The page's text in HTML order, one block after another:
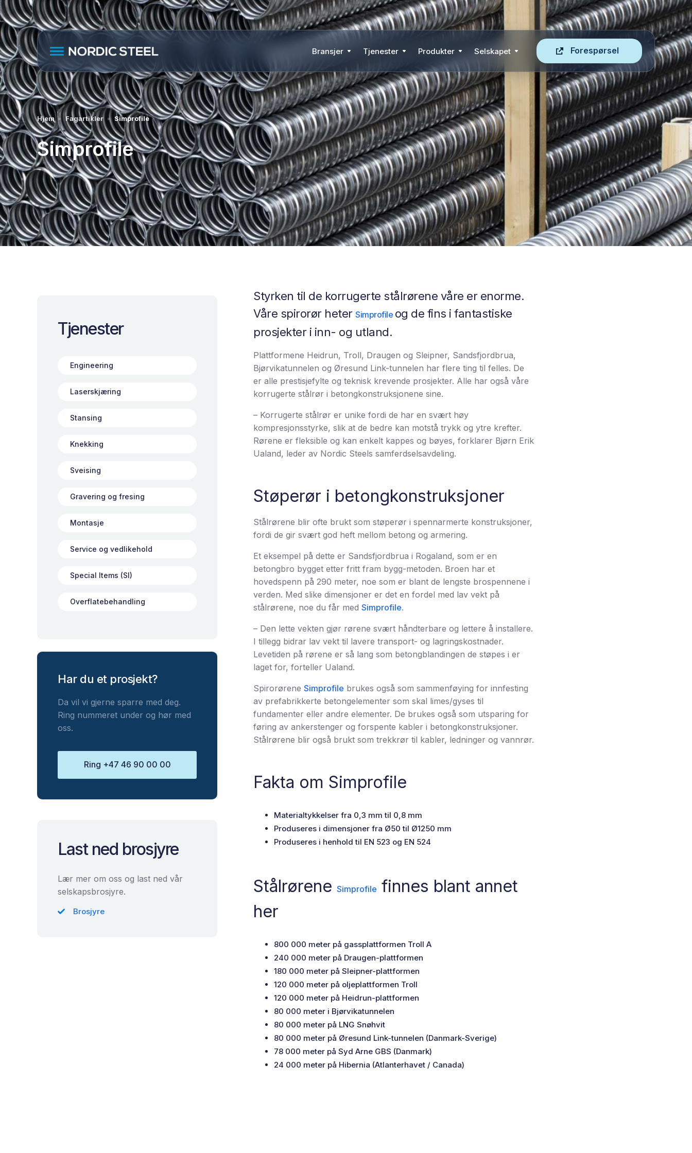
Bransjer Tjenester Produkter Selskapet Forespørsel
Hjem Fagartikler Simprofile
Simprofile
Tjenester
Engineering
Laserskjæring
Stansing
Knekking
Sveising
Gravering og fresing
Montasje
Service og vedlikehold
Special Items (SI)
Overflatebehandling
Har du et prosjekt?
Da vil vi gjerne sparre med deg.
Ring nummeret under og hør med
oss.
Ring +47 46 90 00 00
Last ned brosjyre
Lær mer om oss og last ned vår
selskapsbrosjyre.
Brosjyre
Styrken til de korrugerte stålrørene våre er enorme.
Våre spirorør heter Simprofile og de fins i fantastiske
prosjekter i inn- og utland.
Plattformene Heidrun, Troll, Draugen og Sleipner, Sandsfjordbrua,
Bjørvikatunnelen og Øresund Link-tunnelen har flere ting til felles. De
er alle prestisjefylte og teknisk krevende prosjekter. Alle har også våre
korrugerte stålrør i betongkonstruksjonene sine.
– Korrugerte stålrør er unike fordi de har en svært høy
kompresjonsstyrke, slik at de bedre kan motstå trykk og ytre krefter.
Rørene er fleksible og kan enkelt kappes og bøyes, forklarer Bjørn Erik
Ualand, leder av Nordic Steels samferdselsavdeling.
Støperør i betongkonstruksjoner
Stålrørene blir ofte brukt som støperør i spennarmerte konstruksjoner,
fordi de gir svært god heft mellom betong og armering.
Et eksempel på dette er Sandsfjordbrua i Rogaland, som er en
betongbro bygget etter fritt fram bygg-metoden. Broen har et
hovedspenn på 290 meter, noe som er blant de lengste brospennene i
verden. Med slike dimensjoner er det en fordel med lav vekt på
stålrørene, noe du får med Simprofile.
– Den lette vekten gjør rørene svært håndterbare og lettere å installere.
I tillegg bidrar lav vekt til lavere transport- og lagringskostnader.
Levetiden på rørene er så lang som betongblandingen de støpes i er
laget for, forteller Ualand.
Spirorørene Simprofile brukes også som sammenføying for innfesting
av prefabrikkerte betongelementer som skal limes/gyses til
fundamenter eller andre elementer. De brukes også som utsparing for
føring av ankerstenger og forspente kabler i betongkonstruksjoner.
Stålrørene blir også brukt som trekkrør til kabler, ledninger og vannrør.
Fakta om Simprofile
Materialtykkelser fra 0,3 mm til 0,8 mm
Produseres i dimensjoner fra Ø50 til Ø1250 mm
Produseres i henhold til EN 523 og EN 524
Stålrørene Simprofile finnes blant annet
her
800 000 meter på gassplattformen Troll A
240 000 meter på Draugen-plattformen
180 000 meter på Sleipner-plattformen
120 000 meter på oljeplattformen Troll
120 000 meter på Heidrun-plattformen
80 000 meter i Bjørvikatunnelen
80 000 meter på LNG Snøhvit
80 000 meter på Øresund Link-tunnelen (Danmark-Sverige)
78 000 meter på Syd Arne GBS (Danmark)
24 000 meter på Hibernia (Atlanterhavet / Canada)